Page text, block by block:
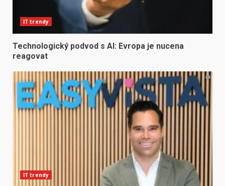
IT trendy
Technologický podvod s AI: Evropa je nucena
reagovat
IT trendy